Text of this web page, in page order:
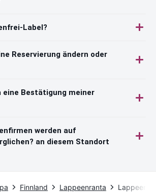
Label?
Reservierung ändern oder
eine Bestätigung meiner
werden auf
an diesem Standort
Finnland Lappeenranta